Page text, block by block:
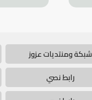
شبكة ومنتديات عزوز
رابط نصي